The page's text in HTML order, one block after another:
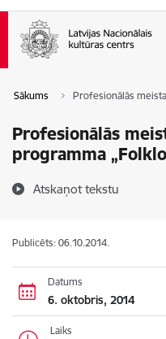
Sākums Profesionālās
Profesionālās
programma
Atskaņot tekstu
Publicēts: 06.10.2014.
Datums
6. oktobris, 2014
Laiks